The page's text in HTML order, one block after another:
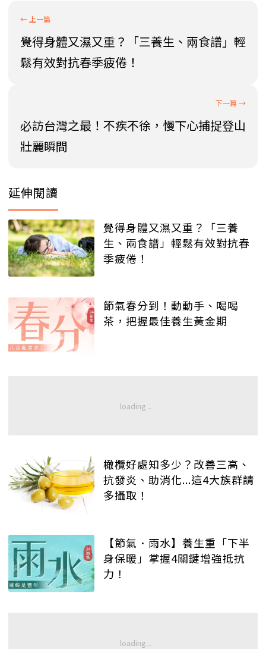
覺得身體又濕又重？「三養生、兩食譜」輕
鬆有效對抗春季疲倦！
必訪台灣之最！不疾不徐，慢下心捕捉登山
壯麗瞬間
延伸閱讀
覺得身體又濕又重？「三養
生、兩食譜」輕鬆有效對抗春
季疲倦！
節氣春分到！動動手、喝喝
茶，把握最佳養生黃金期
橄欖好處知多少？改善三高、
抗發炎、助消化...這4大族群請
多攝取！
【節氣．雨水】養生重「下半
身保暖」掌握4關鍵增強抵抗
力！